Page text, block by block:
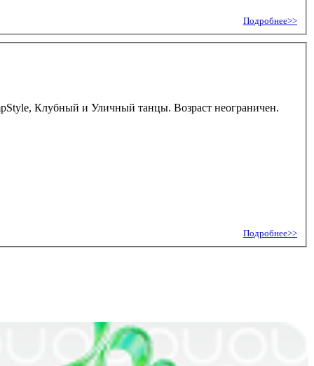
Подробнее>>
Клубный и Уличный танцы. Возраст неограничен.
Подробнее>>